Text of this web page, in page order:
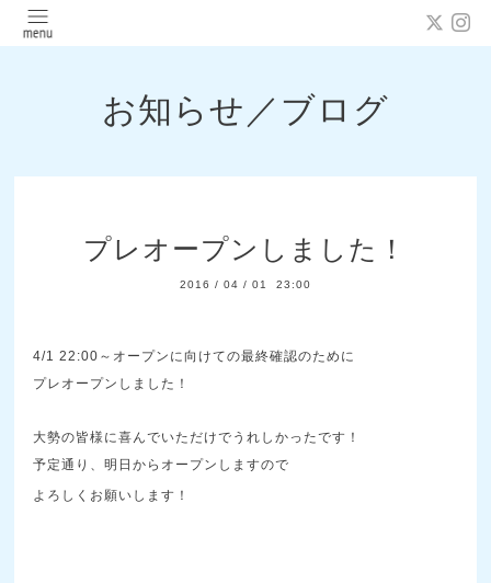
お知らせ／ブログ
プレオープンしました！
2016 / 04 / 01 23:00
4/1 22:00～オープンに向けての最終確認のために
プレオープンしました！
大勢の皆様に喜んでいただけでうれしかったです！
予定通り、明日からオープンしますので
よろしくお願いします！